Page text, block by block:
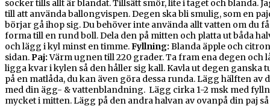
socker tills allt är blandat. Tillsätt smör, lite i taget och blanda.
till att använda ballongvispen. Degen ska bli smulig, som en
börjar gå ihop sig. Du behöver inte använda allt vatten om du
forma till en rund boll. Dela den på mitten och platta ut båda
och lägg i kyl minst en timme.Fyllning: Blanda äpple och
sidan.Paj:Värm ugnen till 220 grader. Ta fram ena degen och
ligga kvar i kylen så den håller sig kall. Kavla ut degen ganska
på en matlåda, du kan även göra dessa runda. Lägg hälften
med din ägg- & vattenblandning. Lägg cirka 1-2 msk med
mycket i mitten. Lägg på den andra halvan av ovanpå din paj